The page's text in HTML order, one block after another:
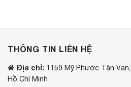
THÔNG TIN LIÊN HỆ
Địa chỉ: 1159 Mỹ Phước Tận
Hồ Chí Minh